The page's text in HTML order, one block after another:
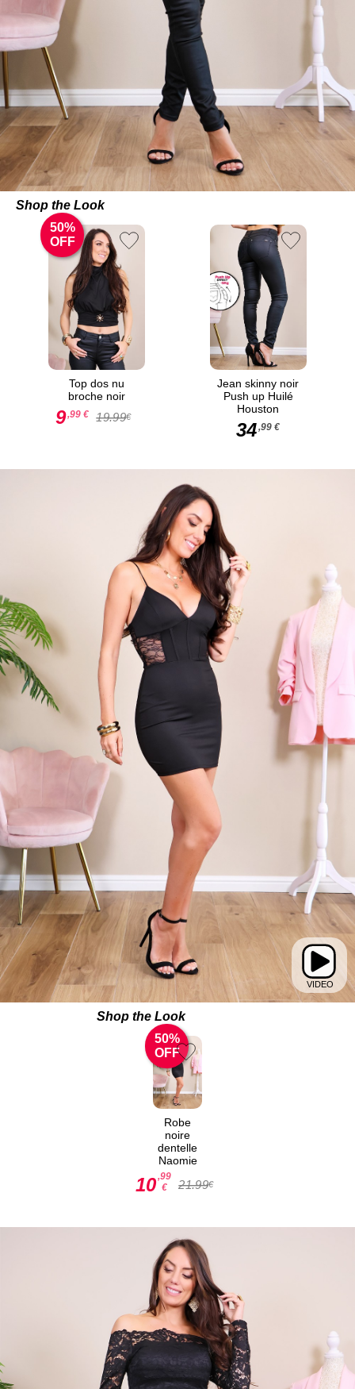
Shop the Look
50%
OFF
Top dos nu
broche noir
9,99 € 19.99€
Jean skinny noir
Push up Huilé
Houston
34,99 €
Shop the Look
50%
OFF
Robe
noire
dentelle
Naomie
10,99
€
21.99€